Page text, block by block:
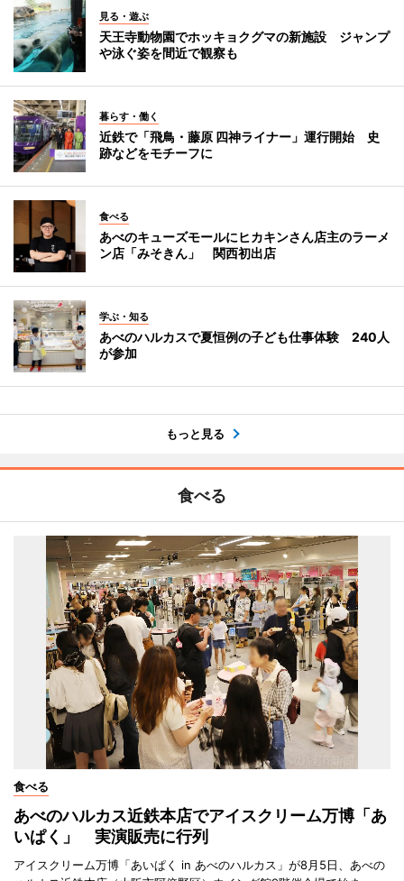
見る・遊ぶ
天王寺動物園でホッキョクグマの新施設 ジャンプ
や泳ぐ姿を間近で観察も
暮らす・働く
近鉄で「飛鳥・藤原 四神ライナー」運行開始 史
跡などをモチーフに
食べる
あべのキューズモールにヒカキンさん店主のラーメ
ン店「みそきん」 関西初出店
学ぶ・知る
あべのハルカスで夏恒例の子ども仕事体験 240人
が参加
もっと見る
食べる
食べる
あべのハルカス近鉄本店でアイスクリーム万博「あ
いぱく」 実演販売に行列
アイスクリーム万博「あいぱく in あべのハルカス」が8月5日、あべの